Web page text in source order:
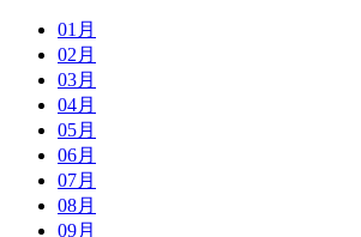
01月
02月
03月
04月
05月
06月
07月
08月
09月